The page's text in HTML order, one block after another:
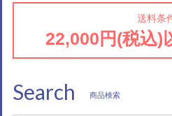
送料条
22,000円(税込)
Search 商品検索